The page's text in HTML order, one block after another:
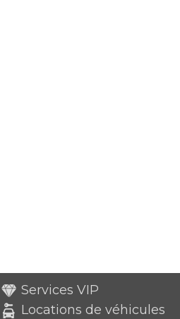
Services VIP
Locations de véhicules